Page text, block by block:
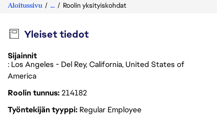
Aloitussivu ... Roolin yksityiskohdat
Yleiset tiedot
Sijainnit
: Los Angeles - Del Rey, California, United States of
America
Roolin tunnus214182
Työntekijän tyyppi Regular Employee